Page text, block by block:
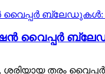
വൈപ്പർ
ശരിയായ